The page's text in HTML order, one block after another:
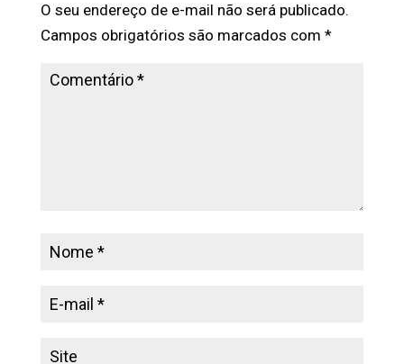
O seu endereço de e-mail não será publicado.
Campos obrigatórios são marcados com *